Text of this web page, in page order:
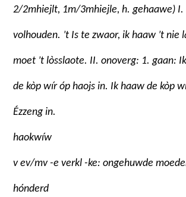
2/2mhiejlt, 1m/3mhiejle, h. gehaawe) I.
volhouden. ’t Is te zwaor, ik haaw ’t nie
moet ’t lòsslaote. II. onoverg: 1. gaan:
de kòp wír óp haojs in. Ik haaw de kòp
Ézzeng in.
haokwíw
v ev/mv -e verkl -ke: ongehuwde
hónderd